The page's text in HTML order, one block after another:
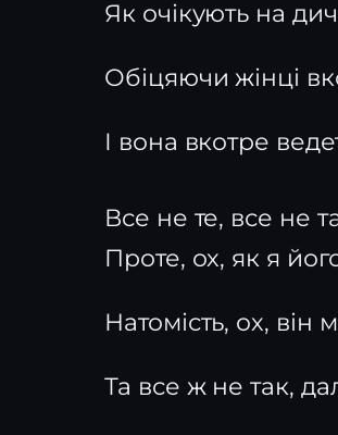
Як очікують на
Обіцяючи жінці
І вона вкотре
Все не те, все не
Проте, ох, як я
Натомість, ох, він
Та все ж не так,